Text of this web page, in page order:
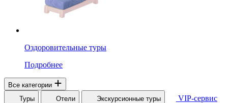
Оздоровительные туры
Подробнее
Все категории
Туры
Отели Экскурсионные туры
VIP-сервис